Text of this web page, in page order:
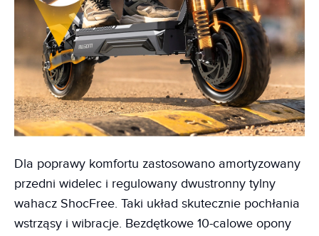
Dla poprawy komfortu zastosowano amortyzowany
przedni widelec i regulowany dwustronny tylny
wahacz ShocFree. Taki układ skutecznie pochłania
wstrząsy i wibracje. Bezdętkowe 10-calowe opony